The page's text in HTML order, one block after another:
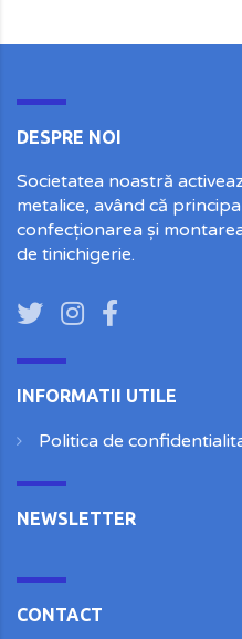
DESPRE NOI
Societatea noastră
metalice, având că
confecționarea și
de tinichigerie.
INFORMATII UTILE
Politica de
NEWSLETTER
CONTACT